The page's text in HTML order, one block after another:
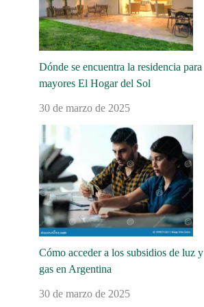
Dónde se encuentra la residencia para
mayores El Hogar del Sol
30 de marzo de 2025
Cómo acceder a los subsidios de luz y
gas en Argentina
30 de marzo de 2025